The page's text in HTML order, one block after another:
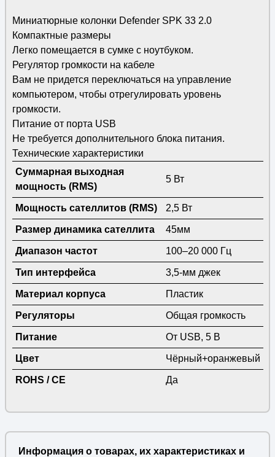
Миниатюрные колонки Defender SPK 33 2.0
Компактные размеры
Легко помещается в сумке с ноутбуком.
Регулятор громкости на кабеле
Вам не придется переключаться на управление
компьютером, чтобы отрегулировать уровень
громкости.
Питание от порта USB
Не требуется дополнительного блока питания.
Технические характеристики
Суммарная выходная
мощность (RMS)
5 Вт
Мощность сателлитов (RMS) 2,5 Вт
Размер динамика сателлита 45мм
Диапазон частот 100–20 000 Гц
Тип интерфейса 3,5-мм джек
Материал корпуса Пластик
Регуляторы Общая громкость
Питание От USB, 5 В
Цвет Чёрный+оранжевый
ROHS / CE Да
Информация о товарах, их характеристиках и